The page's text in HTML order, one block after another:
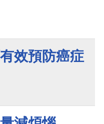
效預防癌症